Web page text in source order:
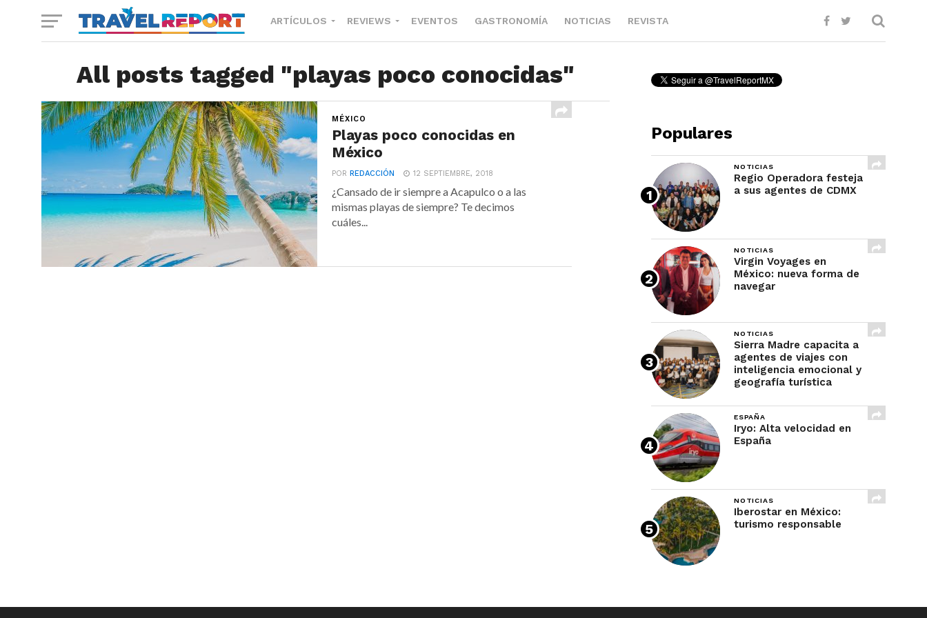
ARTÍCULOS REVIEWS EVENTOS GASTRONOMÍA NOTICIAS REVISTA
All posts tagged "playas poco conocidas"
MÉXICO
Playas poco conocidas en
México
PORREDACCIÓN 12 SEPTIEMBRE, 2018
¿Cansado de ir siempre a Acapulco o a las
mismas playas de siempre? Te decimos
cuáles...
Populares
NOTICIAS
Regio Operadora festeja
a sus agentes de CDMX
NOTICIAS
Virgin Voyages en
México: nueva forma de
navegar
NOTICIAS
Sierra Madre capacita a
agentes de viajes con
inteligencia emocional y
geografía turística
ESPAÑA
Iryo: Alta velocidad en
España
NOTICIAS
Iberostar en México:
turismo responsable